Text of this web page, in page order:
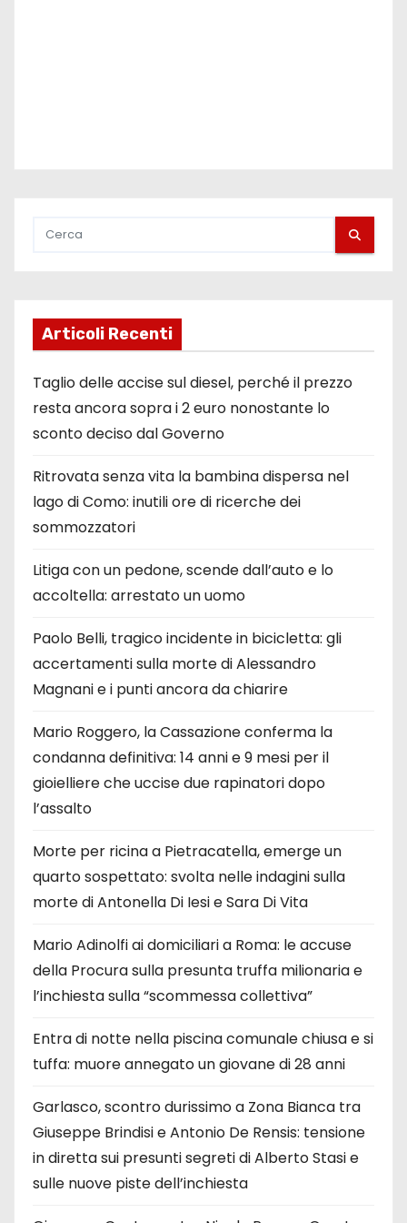
Articoli Recenti
Taglio delle accise sul diesel, perché il prezzo
resta ancora sopra i 2 euro nonostante lo
sconto deciso dal Governo
Ritrovata senza vita la bambina dispersa nel
lago di Como: inutili ore di ricerche dei
sommozzatori
Litiga con un pedone, scende dall’auto e lo
accoltella: arrestato un uomo
Paolo Belli, tragico incidente in bicicletta: gli
accertamenti sulla morte di Alessandro
Magnani e i punti ancora da chiarire
Mario Roggero, la Cassazione conferma la
condanna definitiva: 14 anni e 9 mesi per il
gioielliere che uccise due rapinatori dopo
l’assalto
Morte per ricina a Pietracatella, emerge un
quarto sospettato: svolta nelle indagini sulla
morte di Antonella Di Iesi e Sara Di Vita
Mario Adinolfi ai domiciliari a Roma: le accuse
della Procura sulla presunta truffa milionaria e
l’inchiesta sulla “scommessa collettiva”
Entra di notte nella piscina comunale chiusa e si
tuffa: muore annegato un giovane di 28 anni
Garlasco, scontro durissimo a Zona Bianca tra
Giuseppe Brindisi e Antonio De Rensis: tensione
in diretta sui presunti segreti di Alberto Stasi e
sulle nuove piste dell’inchiesta